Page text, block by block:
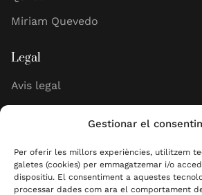
Gestionar el
Per oferir les millors experiències, utilitzem
galetes (cookies) per emmagatzemar i/o
dispositiu. El consentiment a aquestes
processar dades com ara el comportament
Miriam Quevedo
Legal
Avis legal